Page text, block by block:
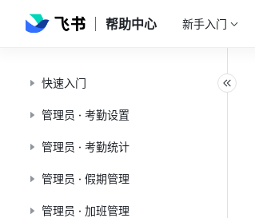
帮助中心 新手入门
快速入门
管理员 · 考勤设置
管理员 · 考勤统计
管理员 · 假期管理
管理员 · 加班管理